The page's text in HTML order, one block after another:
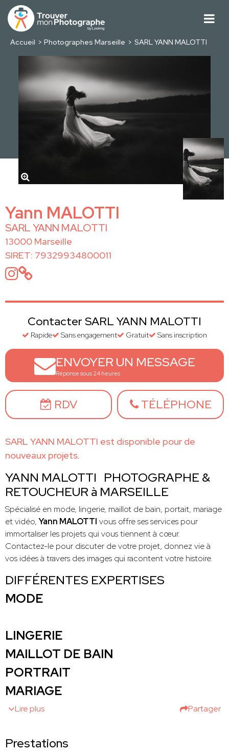
Accueil Photographes Marseille SARL YANN MALOTTI
Yann MALOTTI
SARL YANN MALOTTI
13000 Marseille
SIRET: 79329934800011
Contacter SARL YANN MALOTTI
Rapide Sans engagement Gratuit Sans inscription
ENVOYER UN MESSAGE
Réponse sous 24 heures
RDV TÉLÉPHONE
SARL YANN MALOTTI est disponible pour de
nouveaux projets.
YANN MALOTTI PHOTOGRAPHE &
RETOUCHEUR à MARSEILLE
Spécialisé en mode, lingerie, maillot de bain, portait, mariage
et vidéo,Yann MALOTTI vous offre ses services pour
immortaliser les projets qui vous tiennent à cœur.
Contactez-le pour discuter de votre projet, donnez vie à
vos idées à travers des images qui racontent votre histoire.
DIFFÉRENTES EXPERTISES
MODE
LINGERIE
MAILLOT DE BAIN
PORTRAIT
MARIAGE
Lire plus Partager
Prestations